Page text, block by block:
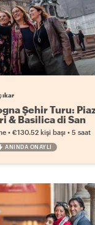
Şehir Turu:
& Basilica di San
• €130.52 kişi başı• 5 saat
ANINDA ONAYLI